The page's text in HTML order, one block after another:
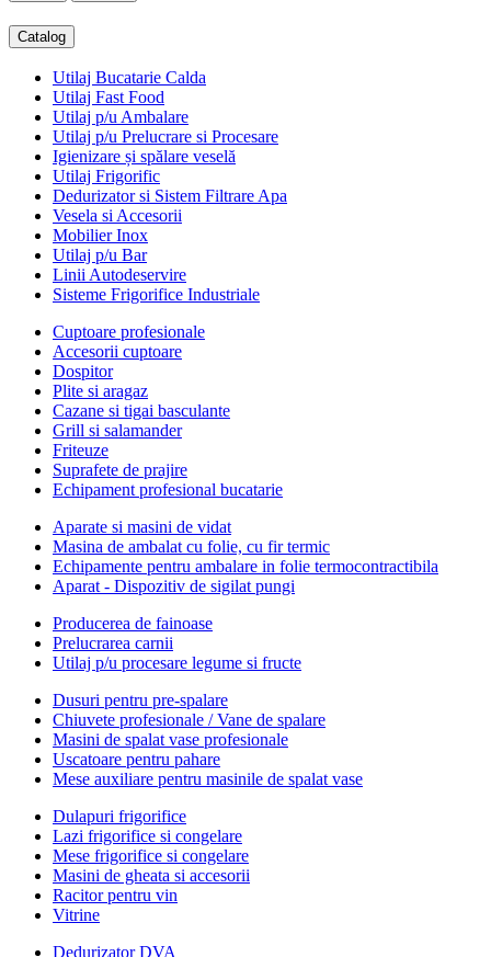
Catalog
Utilaj Bucatarie Calda
Utilaj Fast Food
Utilaj p/u Ambalare
Utilaj p/u Prelucrare si Procesare
Igienizare și spălare veselă
Utilaj Frigorific
Dedurizator si Sistem Filtrare Apa
Vesela si Accesorii
Mobilier Inox
Utilaj p/u Bar
Linii Autodeservire
Sisteme Frigorifice Industriale
Cuptoare profesionale
Accesorii cuptoare
Dospitor
Plite si aragaz
Cazane si tigai basculante
Grill si salamander
Friteuze
Suprafete de prajire
Echipament profesional bucatarie
Aparate si masini de vidat
Masina de ambalat cu folie, cu fir termic
Echipamente pentru ambalare in folie termocontractibila
Aparat - Dispozitiv de sigilat pungi
Producerea de fainoase
Prelucrarea carnii
Utilaj p/u procesare legume si fructe
Dusuri pentru pre-spalare
Chiuvete profesionale / Vane de spalare
Masini de spalat vase profesionale
Uscatoare pentru pahare
Mese auxiliare pentru masinile de spalat vase
Dulapuri frigorifice
Lazi frigorifice si congelare
Mese frigorifice si congelare
Masini de gheata si accesorii
Racitor pentru vin
Vitrine
Dedurizator DVA